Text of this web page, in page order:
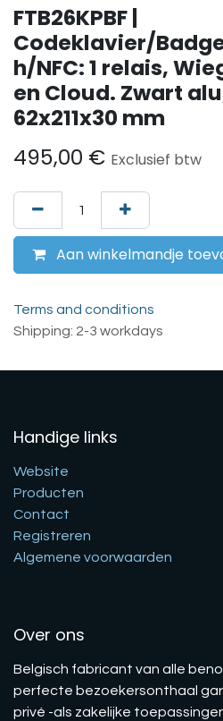
FTB26KPBF |
Codeklavier/
h/NFC: 1 relais,
en Cloud. Zwart
62x211x30 mm
495,00 € Exclusief btw
Aan winkelmandje
Terms and conditions
Shipping: 2-3 workdays
Handige links
Website
Producten
Contact
Registreren
Algemene voorwaarden
Over ons
Belgisch fabricant van alle
perfecte bezoekersonthaal
privé -als zakelijke